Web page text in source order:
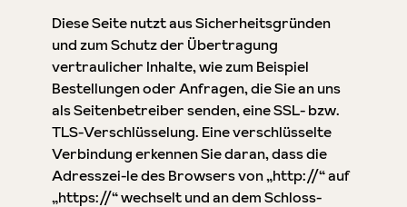
Diese Seite nutzt aus Sicherheitsgründen
und zum Schutz der Übertragung
vertraulicher Inhalte, wie zum Beispiel
Bestellungen oder Anfragen, die Sie an uns
als Seitenbetreiber senden, eine SSL- bzw.
TLS-Verschlüsselung. Eine verschlüsselte
Verbindung erkennen Sie daran, dass die
Adresszei-le des Browsers von „http://“ auf
„https://“ wechselt und an dem Schloss-